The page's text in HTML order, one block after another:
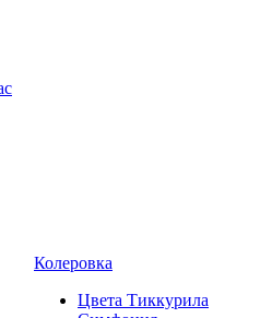
Колеровка
Цвета Тиккурила